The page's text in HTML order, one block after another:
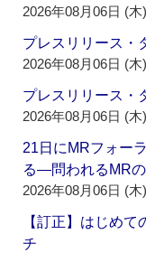
2026年08月06日 (木)
プレスリリース
2026年08月06日 (木)
プレスリリース
2026年08月06日 (木)
21日にMRフォー
る―問われるMR
2026年08月06日 (木)
【訂正】はじめ
チ